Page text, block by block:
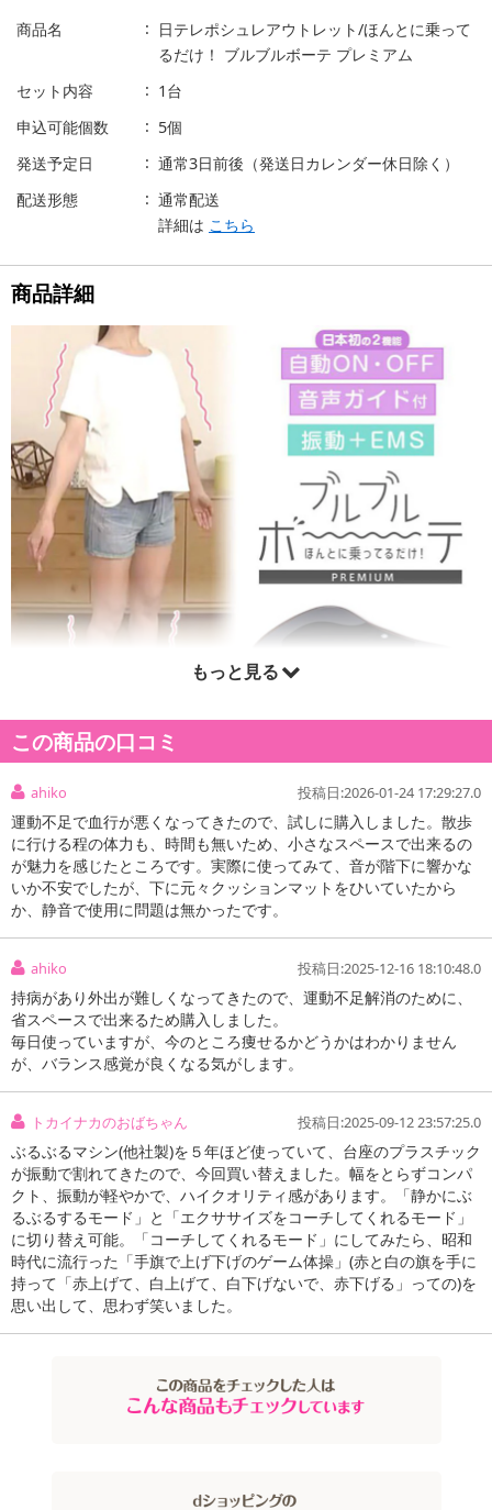
商品名
日テレポシュレアウトレット/ほんとに乗って
るだけ！ ブルブルボーテ プレミアム
セット内容
1台
申込可能個数
5個
発送予定日
通常3日前後（発送日カレンダー休日除く）
配送形態
通常配送
詳細は こちら
商品詳細
もっと見る
この商品の口コミ
ahiko 投稿日:2026-01-24 17:29:27.0
運動不足で血行が悪くなってきたので、試しに購入しました。散歩
に行ける程の体力も、時間も無いため、小さなスペースで出来るの
が魅力を感じたところです。実際に使ってみて、音が階下に響かな
いか不安でしたが、下に元々クッションマットをひいていたから
か、静音で使用に問題は無かったです。
ahiko 投稿日:2025-12-16 18:10:48.0
持病があり外出が難しくなってきたので、運動不足解消のために、
省スペースで出来るため購入しました。
毎日使っていますが、今のところ痩せるかどうかはわかりません
が、バランス感覚が良くなる気がします。
トカイナカのおばちゃん 投稿日:2025-09-12 23:57:25.0
ぶるぶるマシン(他社製)を５年ほど使っていて、台座のプラスチック
が振動で割れてきたので、今回買い替えました。幅をとらずコンパ
クト、振動が軽やかで、ハイクオリティ感があります。「静かにぶ
るぶるするモード」と「エクササイズをコーチしてくれるモード」
に切り替え可能。「コーチしてくれるモード」にしてみたら、昭和
時代に流行った「手旗で上げ下げのゲーム体操」(赤と白の旗を手に
持って「赤上げて、白上げて、白下げないで、赤下げる」っての)を
思い出して、思わず笑いました。